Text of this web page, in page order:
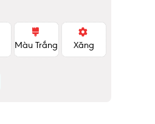
Màu Trắng Xăng